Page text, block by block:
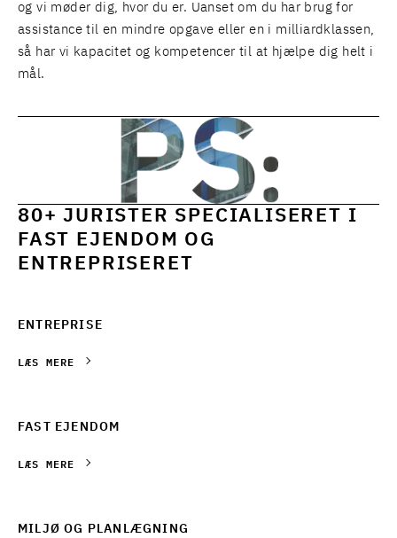
og vi møder dig, hvor du er. Uanset om du har brug for
assistance til en mindre opgave eller en i milliardklassen,
så har vi kapacitet og kompetencer til at hjælpe dig helt i
mål.
80+ JURISTER SPECIALISERET I
FAST EJENDOM OG
ENTREPRISERET
ENTREPRISE
LÆS MERE
FAST EJENDOM
LÆS MERE
MILJØ OG PLANLÆGNING